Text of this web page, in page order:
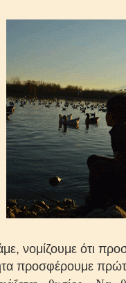
νομίζουμε ότι
προσφέρουμε